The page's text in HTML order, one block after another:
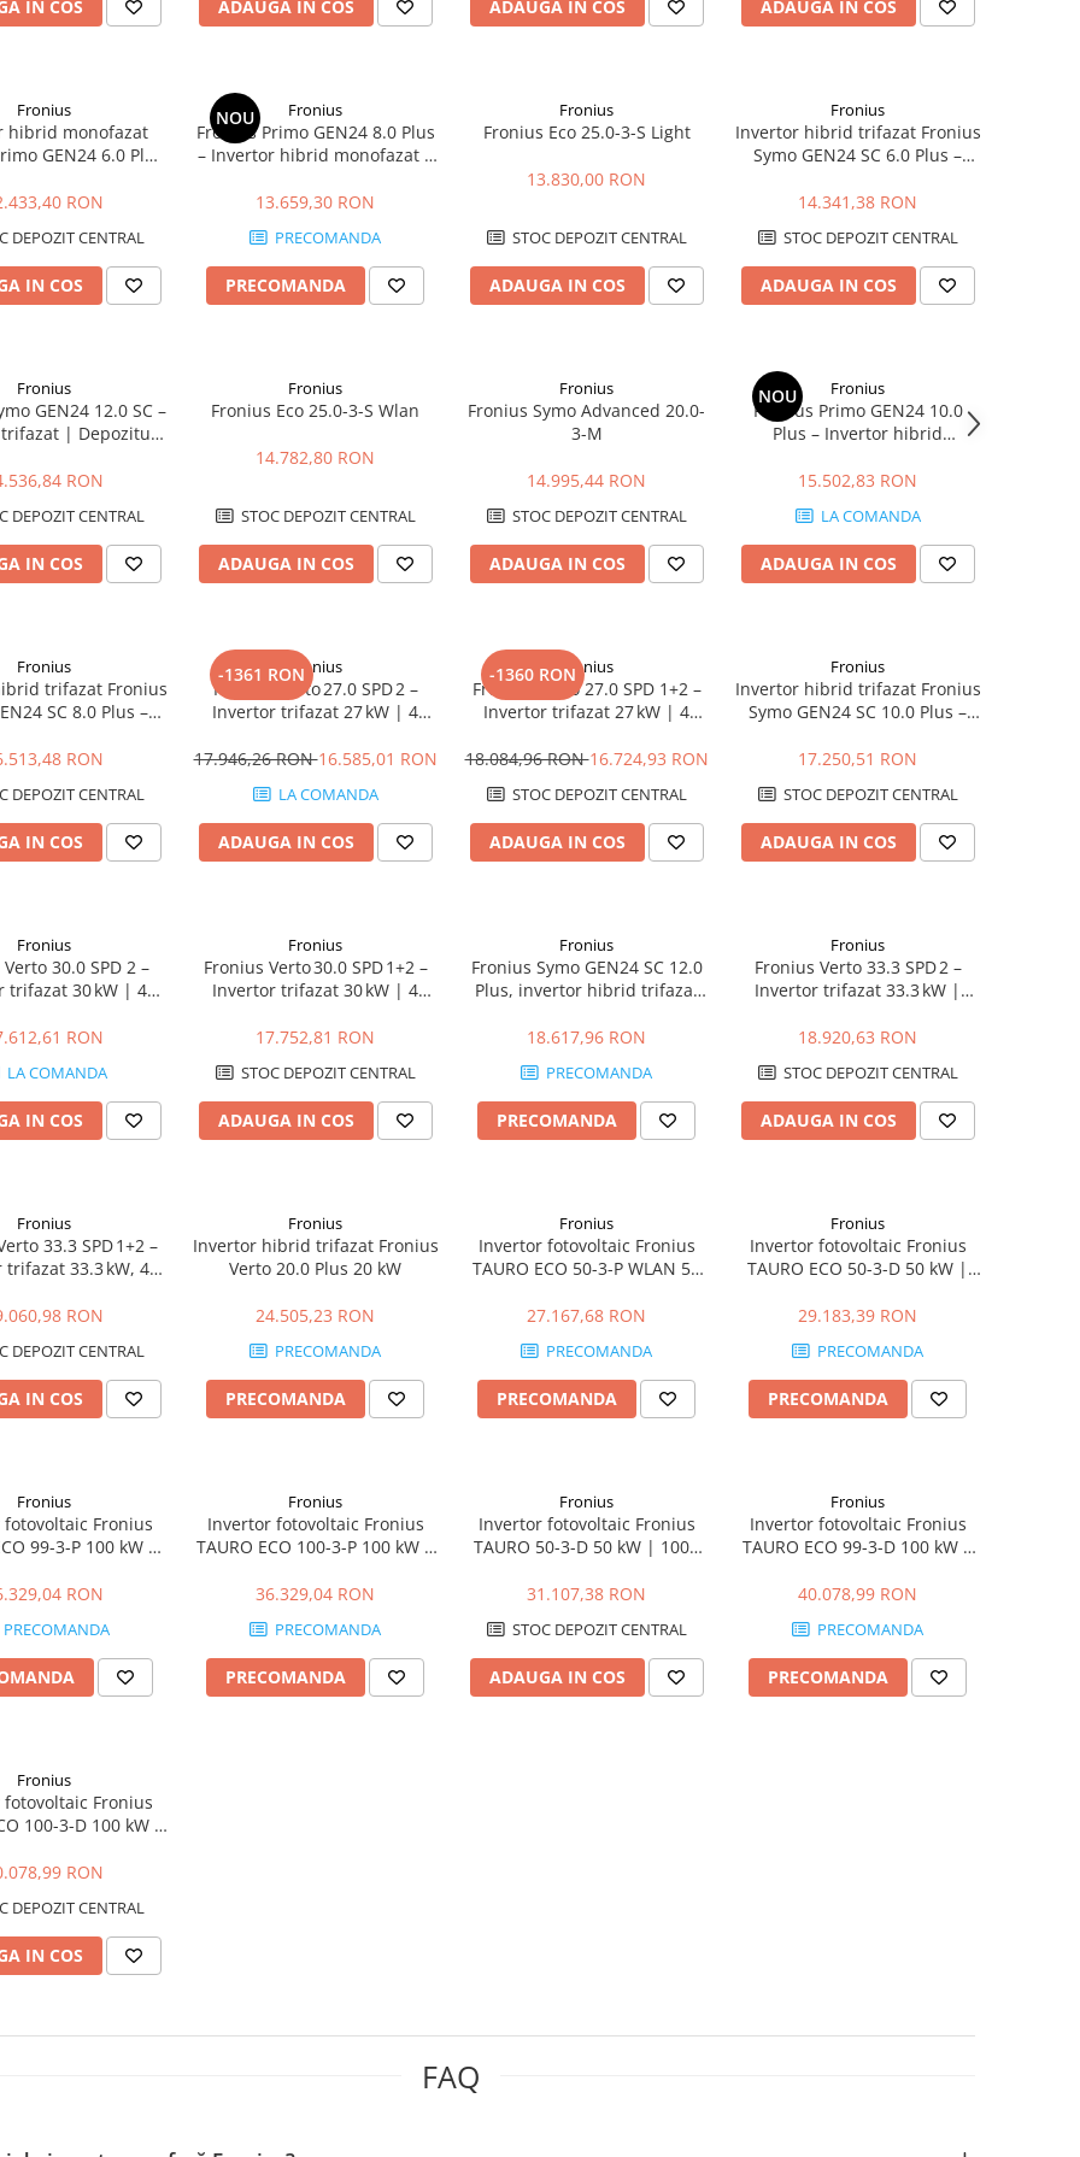
IN COS ADAUGA IN COS ADAUGA IN COS ADAUGA IN COS
Fronius
hibrid monofazat
GEN24 6.0 Plus
RON
DEPOZIT CENTRAL
IN COS
NOU Fronius
Fronius Primo GEN24 8.0 Plus
– Invertor hibrid monofazat 8
13.659,30 RON
PRECOMANDA
PRECOMANDA
Fronius
Fronius Eco 25.0-3-S Light
13.830,00 RON
STOC DEPOZIT CENTRAL
ADAUGA IN COS
Fronius
Invertor hibrid trifazat Fronius
Symo GEN24 SC 6.0 Plus –
98.3%
14.341,38 RON
STOC DEPOZIT CENTRAL
ADAUGA IN COS
Fronius
GEN24 12.0 SC –
| Depozitul
RON
DEPOZIT CENTRAL
IN COS
Fronius
Fronius Eco 25.0-3-S Wlan
14.782,80 RON
STOC DEPOZIT CENTRAL
ADAUGA IN COS
Fronius
Fronius Symo Advanced 20.0-
3-M
14.995,44 RON
STOC DEPOZIT CENTRAL
ADAUGA IN COS
NOU Fronius
Fronius Primo GEN24 10.0
Plus – Invertor hibrid
15.502,83 RON
LA COMANDA
ADAUGA IN COS
Fronius
trifazat Fronius
SC 8.0 Plus –
98.3%RON
DEPOZIT CENTRAL
IN COS
-1361 RONFronius
Fronius Verto 27.0 SPD 2 –
Invertor trifazat 27 kW | 4
17.946,26 RON16.585,01 RON
LA COMANDA
ADAUGA IN COS
-1360 RONFronius
Fronius Verto 27.0 SPD 1+2 –
Invertor trifazat 27 kW | 4
18.084,96 RON16.724,93 RON
STOC DEPOZIT CENTRAL
ADAUGA IN COS
Fronius
Invertor hibrid trifazat Fronius
Symo GEN24 SC 10.0 Plus –
98.3%
17.250,51 RON
STOC DEPOZIT CENTRAL
ADAUGA IN COS
Fronius
30.0 SPD 2 –
trifazat 30 kW | 4
RON
LA COMANDA
IN COS
Fronius
Fronius Verto 30.0 SPD 1+2 –
Invertor trifazat 30 kW | 4
17.752,81 RON
STOC DEPOZIT CENTRAL
ADAUGA IN COS
Fronius
Fronius Symo GEN24 SC 12.0
Plus, invertor hibrid trifazat
18.617,96 RON
PRECOMANDA
PRECOMANDA
Fronius
Fronius Verto 33.3 SPD 2 –
Invertor trifazat 33.3 kW |
18.920,63 RON
STOC DEPOZIT CENTRAL
ADAUGA IN COS
Fronius
33.3 SPD 1+2 –
trifazat 33.3 kW, 4
RON
DEPOZIT CENTRAL
IN COS
Fronius
Invertor hibrid trifazat Fronius
Verto 20.0 Plus 20 kW
24.505,23 RON
PRECOMANDA
PRECOMANDA
Fronius
Invertor fotovoltaic Fronius
TAURO ECO 50-3-P WLAN 50
27.167,68 RON
PRECOMANDA
PRECOMANDA
Fronius
Invertor fotovoltaic Fronius
TAURO ECO 50-3-D 50 kW |
Comercial & Industrial
29.183,39 RON
PRECOMANDA
PRECOMANDA
Fronius
Fronius
99-3-P 100 kW |
& UtilityRON
PRECOMANDA
Fronius
Invertor fotovoltaic Fronius
TAURO ECO 100-3-P 100 kW |
36.329,04 RON
PRECOMANDA
PRECOMANDA
Fronius
Invertor fotovoltaic Fronius
TAURO 50-3-D 50 kW | 1000
Comercial
31.107,38 RON
STOC DEPOZIT CENTRAL
ADAUGA IN COS
Fronius
Invertor fotovoltaic Fronius
TAURO ECO 99-3-D 100 kW |
Comercial & Industrial
40.078,99 RON
PRECOMANDA
PRECOMANDA
Fronius
Fronius
100-3-D 100 kW |
& UtilityRON
DEPOZIT CENTRAL
IN COS
FAQ